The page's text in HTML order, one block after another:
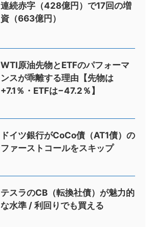
連続赤字（428億円）で17回の増
資（663億円）
WTI原油先物とETFのパフォーマ
ンスが乖離する理由【先物は
+7.1％・ETFは−47.2％】
ドイツ銀行がCoCo債（AT1債）の
ファーストコールをスキップ
テスラのCB（転換社債）が魅力的
な水準 / 利回りでも買える